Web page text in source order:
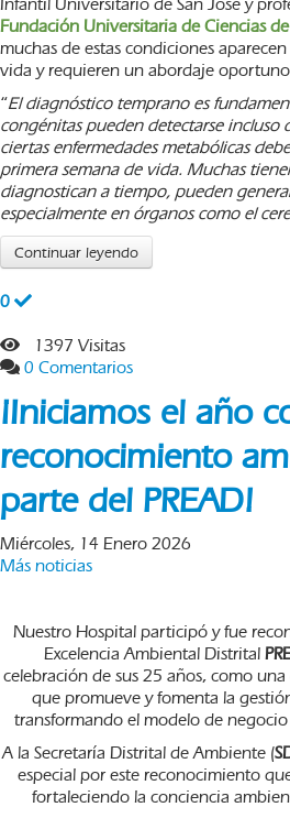
Fundación Universitaria de Ciencias de
muchas de estas condiciones
vida y requieren un abordaje
“El diagnóstico temprano es
congénitas pueden detectarse incluso
ciertas enfermedades metabólicas
primera semana de vida. Muchas
diagnostican a tiempo, pueden
especialmente en órganos como el
Continuar leyendo
0
1397 Visitas
0 Comentarios
¡Iniciamos el año
reconocimiento
parte del PREAD!
Miércoles, 14 Enero 2026
Más noticias
Nuestro Hospital participó y fue
Excelencia Ambiental Distrital
celebración de sus 25 años, como
que promueve y fomenta la
transformando el modelo de
A la Secretaría Distrital de Ambiente (
especial por este reconocimiento
fortaleciendo la conciencia